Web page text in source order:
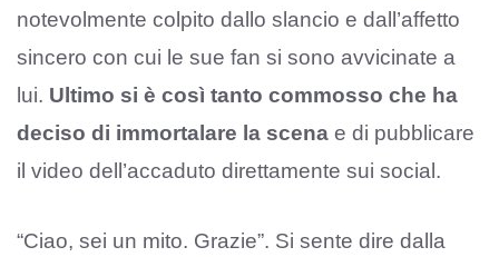
notevolmente colpito dallo slancio e dall’affetto
sincero con cui le sue fan si sono avvicinate a
lui. Ultimo si è così tanto commosso che ha
deciso di immortalare la scena e di pubblicare
il video dell’accaduto direttamente sui social.
“Ciao, sei un mito. Grazie”. Si sente dire dalla